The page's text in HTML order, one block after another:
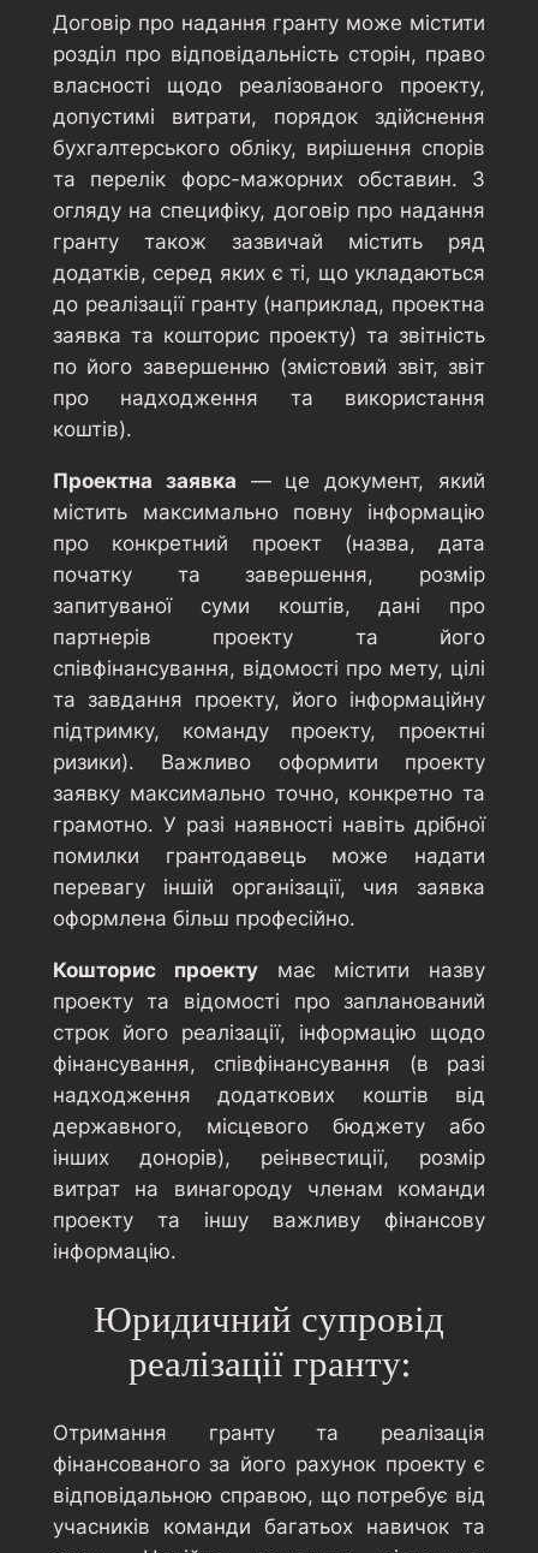
Договір про надання гранту може містити
розділ про відповідальність сторін, право
власності щодо реалізованого проекту,
допустимі витрати, порядок здійснення
бухгалтерського обліку, вирішення спорів
та перелік форс-мажорних обставин. З
огляду на специфіку, договір про надання
гранту також зазвичай містить ряд
додатків, серед яких є ті, що укладаються
до реалізації гранту (наприклад, проектна
заявка та кошторис проекту) та звітність
по його завершенню (змістовий звіт, звіт
про надходження та використання
коштів).
Проектна заявка — це документ, який
містить максимально повну інформацію
про конкретний проект (назва, дата
початку та завершення, розмір
запитуваної суми коштів, дані про
партнерів проекту та його
співфінансування, відомості про мету, цілі
та завдання проекту, його інформаційну
підтримку, команду проекту, проектні
ризики). Важливо оформити проекту
заявку максимально точно, конкретно та
грамотно. У разі наявності навіть дрібної
помилки грантодавець може надати
перевагу іншій організації, чия заявка
оформлена більш професійно.
Кошторис проектумає містити назву
проекту та відомості про запланований
строк його реалізації, інформацію щодо
фінансування, співфінансування (в разі
надходження додаткових коштів від
державного, місцевого бюджету або
інших донорів), реінвестиції, розмір
витрат на винагороду членам команди
проекту та іншу важливу фінансову
інформацію.
Юридичний супровід
реалізації гранту:
Отримання гранту та реалізація
фінансованого за його рахунок проекту є
відповідальною справою, що потребує від
учасників команди багатьох навичок та